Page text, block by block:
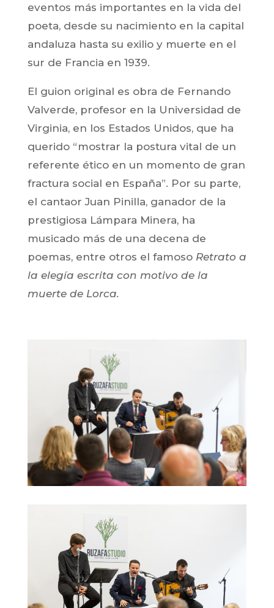
eventos más importantes en la vida del
poeta, desde su nacimiento en la capital
andaluza hasta su exilio y muerte en el
sur de Francia en 1939.
El guion original es obra de Fernando
Valverde, profesor en la Universidad de
Virginia, en los Estados Unidos, que ha
querido “mostrar la postura vital de un
referente ético en un momento de gran
fractura social en España”. Por su parte,
el cantaor Juan Pinilla, ganador de la
prestigiosa Lámpara Minera, ha
musicado más de una decena de
poemas, entre otros el famoso Retrato a
la elegía escrita con motivo de la
muerte de Lorca.